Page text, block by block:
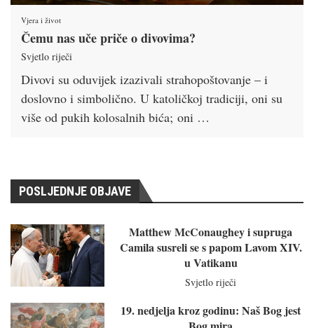
Vjera i život
Čemu nas uče priče o divovima?
Svjetlo riječi
Divovi su oduvijek izazivali strahopoštovanje – i
doslovno i simbolično. U katoličkoj tradiciji, oni su
više od pukih kolosalnih bića; oni …
POSLJEDNJE OBJAVE
Matthew McConaughey i supruga
Camila susreli se s papom Lavom XIV.
u Vatikanu
Svjetlo riječi
19. nedjelja kroz godinu: Naš Bog jest